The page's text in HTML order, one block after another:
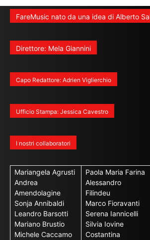
FareMusic nato da una idea di Alberto
Direttore: Mela Giannini
Capo Redattore: Adrien Viglierchio
Ufficio Stampa: Jessica Cavestro
I nostri collaboratori
Mariangela Agrusti
Andrea
Amendolagine
Sonja Annibaldi
Leandro Barsotti
Mariano Brustio
Michele Caccamo
Paola Maria Farina
Alessandro
Filindeu
Marco Fioravanti
Serena Iannicelli
Silvia Iovine
Costantina